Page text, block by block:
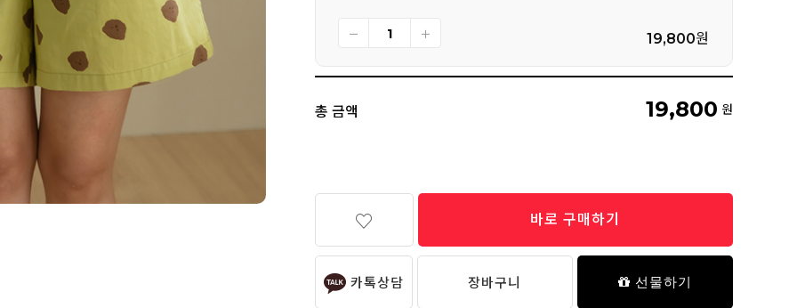
19,800원
총 금액 19,800 원
바로 구매하기
카톡상담 장바구니 선물하기